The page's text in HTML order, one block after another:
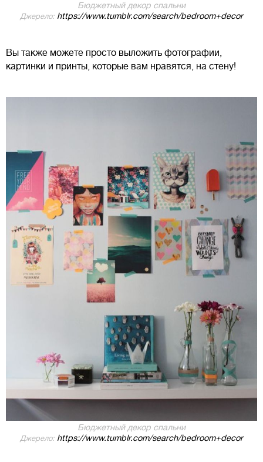
Бюджетный декор спальни
Джерело: https://www.tumblr.com/search/bedroom+decor
Вы также можете просто выложить фотографии,
картинки и принты, которые вам нравятся, на стену!
Бюджетный декор спальни
Джерело: https://www.tumblr.com/search/bedroom+decor